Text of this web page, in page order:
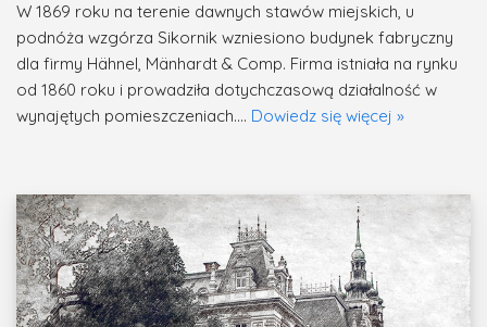
W 1869 roku na terenie dawnych stawów miejskich, u
podnóża wzgórza Sikornik wzniesiono budynek fabryczny
dla firmy Hähnel, Mänhardt & Comp. Firma istniała na rynku
od 1860 roku i prowadziła dotychczasową działalność w
wynajętych pomieszczeniach.… Dowiedz się więcej »